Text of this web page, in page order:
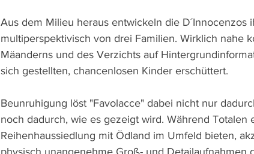
Aus dem Milieu heraus entwickeln die D´Innocenzos
multiperspektivisch von drei Familien. Wirklich nahe
Mäanderns und des Verzichts auf
sich gestellten, chancenlosen Kinder erschüttert.
Beunruhigung löst "Favolacce" dabei nicht nur
noch dadurch, wie es gezeigt wird. Während Totalen
Reihenhaussiedlung mit Ödland im Umfeld bieten,
physisch unangenehme Groß- und Detailaufnahmen